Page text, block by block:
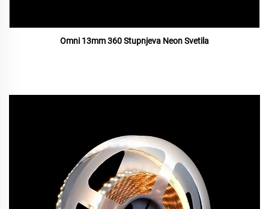
Omni 13mm 360 Stupnjeva Neon Svetila